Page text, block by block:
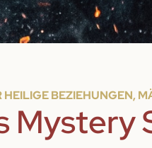
BEZIEHUNGEN,
Mystery